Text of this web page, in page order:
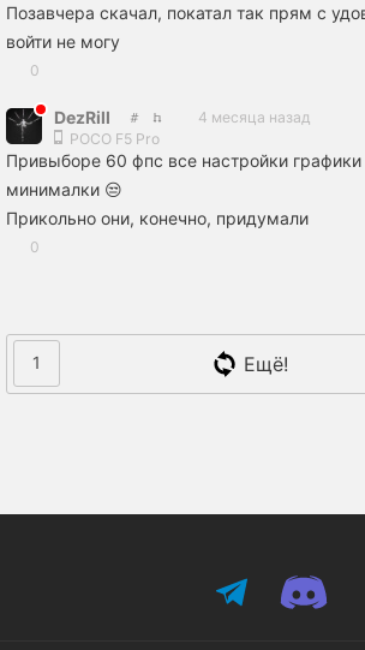
Позавчера скачал, покатал так прям с
войти не могу
0
DezRill
4 месяца назад
POCO F5 Pro
Привыборе 60 фпс все настройки графики
минималки 😒
Прикольно они, конечно, придумали
0
1 Ещё!